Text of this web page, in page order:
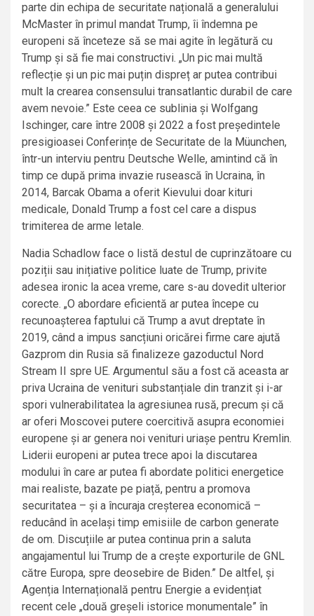
parte din echipa de securitate națională a generalului
McMaster în primul mandat Trump, îi îndemna pe
europeni să înceteze să se mai agite în legătură cu
Trump și să fie mai constructivi. „Un pic mai multă
reflecție și un pic mai puțin dispreț ar putea contribui
mult la crearea consensului transatlantic durabil de care
avem nevoie.” Este ceea ce sublinia și Wolfgang
Ischinger, care între 2008 și 2022 a fost președintele
presigioasei Conferințe de Securitate de la Müunchen,
într-un interviu pentru Deutsche Welle, amintind că în
timp ce după prima invazie rusească în Ucraina, în
2014, Barcak Obama a oferit Kievului doar kituri
medicale, Donald Trump a fost cel care a dispus
trimiterea de arme letale.
Nadia Schadlow face o listă destul de cuprinzătoare cu
poziții sau inițiative politice luate de Trump, privite
adesea ironic la acea vreme, care s-au dovedit ulterior
corecte. „O abordare eficientă ar putea începe cu
recunoașterea faptului că Trump a avut dreptate în
2019, când a impus sancțiuni oricărei firme care ajută
Gazprom din Rusia să finalizeze gazoductul Nord
Stream II spre UE. Argumentul său a fost că aceasta ar
priva Ucraina de venituri substanțiale din tranzit și i-ar
spori vulnerabilitatea la agresiunea rusă, precum și că
ar oferi Moscovei putere coercitivă asupra economiei
europene și ar genera noi venituri uriașe pentru Kremlin.
Liderii europeni ar putea trece apoi la discutarea
modului în care ar putea fi abordate politici energetice
mai realiste, bazate pe piață, pentru a promova
securitatea – și a încuraja creșterea economică –
reducând în același timp emisiile de carbon generate
de om. Discuțiile ar putea continua prin a saluta
angajamentul lui Trump de a crește exporturile de GNL
către Europa, spre deosebire de Biden.” De altfel, și
Agenția Internațională pentru Energie a evidențiat
recent cele „două greșeli istorice monumentale” în